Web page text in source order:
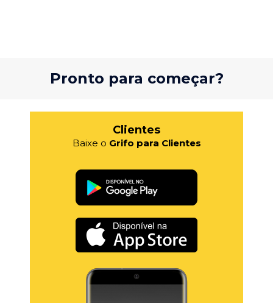
Pronto para começar?
Clientes
Baixe o Grifo para Clientes